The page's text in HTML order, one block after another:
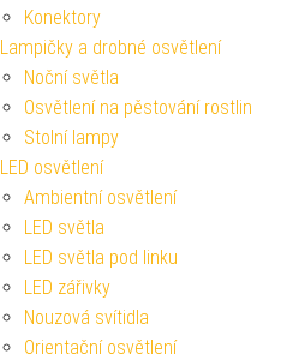
Konektory
Lampičky a drobné osvětlení
Noční světla
Osvětlení na pěstování rostlin
Stolní lampy
LED osvětlení
Ambientní osvětlení
LED světla
LED světla pod linku
LED zářivky
Nouzová svítidla
Orientační osvětlení